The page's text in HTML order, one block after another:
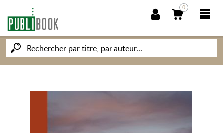
0
NOUVEAUTÉS
PUBLIBOOK
SOCIÉTÉ DES ÉCRIVAINS